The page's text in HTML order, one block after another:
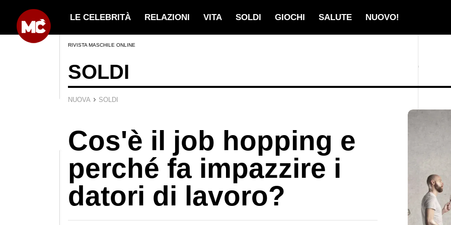
LE CELEBRITÀ RELAZIONI VITA SOLDI GIOCHI SALUTE NUOVO!
RIVISTA MASCHILE ONLINE
SOLDI
NUOVA › SOLDI
Cos'è il job hopping e
perché fa impazzire i
datori di lavoro?